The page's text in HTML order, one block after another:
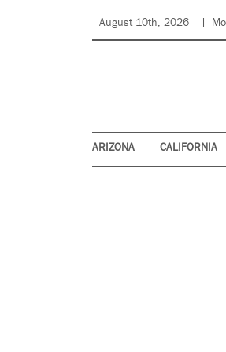
August 10th, 2026
ARIZONA CALIFORNIA